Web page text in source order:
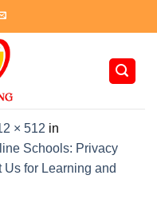
× 512 in
Schools: Privacy
Us for Learning and